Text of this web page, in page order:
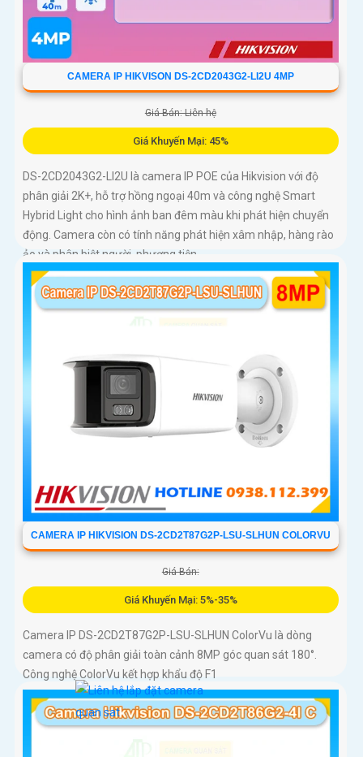
CAMERA IP HIKVISON DS-2CD2043G2-LI2U 4MP
Giá Bán: Liên hệ
Giá Khuyến Mại: 45%
DS-2CD2043G2-LI2U là camera IP POE của Hikvision với độ
phân giải 2K+, hỗ trợ hồng ngoại 40m và công nghệ Smart
Hybrid Light cho hình ảnh ban đêm màu khi phát hiện chuyển
động. Camera còn có tính năng phát hiện xâm nhập, hàng rào
ảo và phân biệt người, phương tiện
CAMERA IP HIKVISION DS-2CD2T87G2P-LSU-SLHUN COLORVU
Giá Bán:
Giá Khuyến Mại: 5%-35%
Camera IP DS-2CD2T87G2P-LSU-SLHUN ColorVu là dòng
camera có độ phân giải toàn cảnh 8MP góc quan sát 180°.
Công nghệ ColorVu kết hợp khẩu độ F1